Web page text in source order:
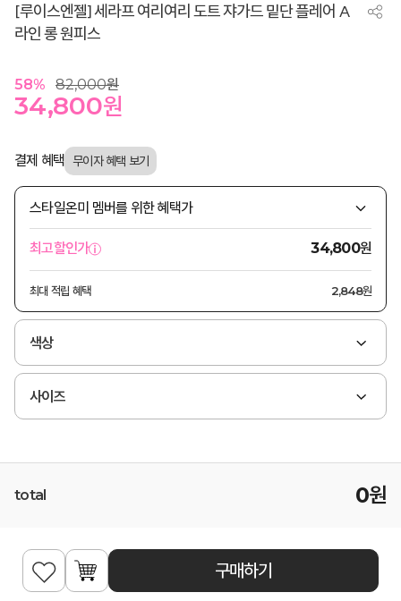
[루이스엔젤] 세라프 여리여리 도트 쟈가드 밑단 플레어 A
라인 롱 원피스
58% 82,000원
34,800원
결제 혜택
스타일온미 멤버를 위한 혜택가
최고할인가 34,800원
최대 적립 혜택 2,848원
색상
사이즈
total 0원
구매하기